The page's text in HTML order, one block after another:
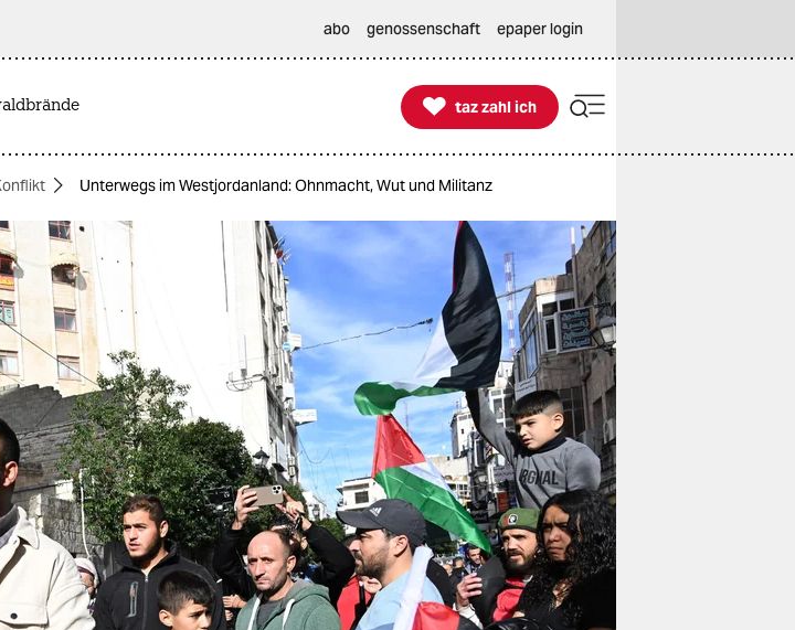
abo genossenschaft epaper login

taz zahl ich
taz zahl ich
Unterwegs im Westjordanland: Ohnmacht, Wut und Militanz